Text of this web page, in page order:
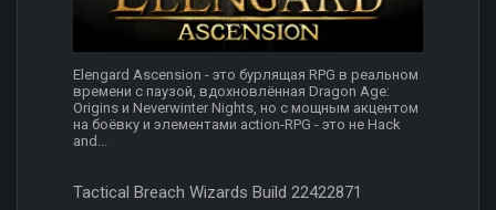
Elengard Ascension - это бурлящая RPG в реальном
времени с паузой, вдохновлённая Dragon Age:
Origins и Neverwinter Nights, но с мощным акцентом
на боёвку и элементами action-RPG - это не Hack
and...
Tactical Breach Wizards Build 22422871